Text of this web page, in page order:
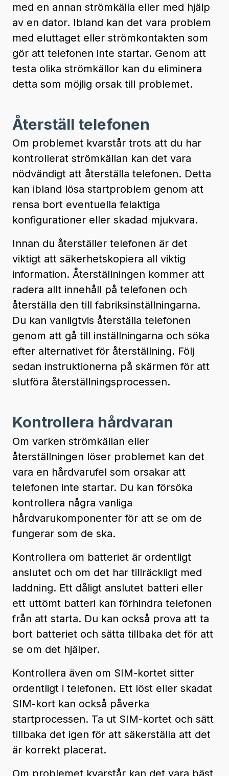
med en annan strömkälla eller med hjälp
av en dator. Ibland kan det vara problem
med eluttaget eller strömkontakten som
gör att telefonen inte startar. Genom att
testa olika strömkällor kan du eliminera
detta som möjlig orsak till problemet.
Återställ telefonen
Om problemet kvarstår trots att du har
kontrollerat strömkällan kan det vara
nödvändigt att återställa telefonen. Detta
kan ibland lösa startproblem genom att
rensa bort eventuella felaktiga
konfigurationer eller skadad mjukvara.
Innan du återställer telefonen är det
viktigt att säkerhetskopiera all viktig
information. Återställningen kommer att
radera allt innehåll på telefonen och
återställa den till fabriksinställningarna.
Du kan vanligtvis återställa telefonen
genom att gå till inställningarna och söka
efter alternativet för återställning. Följ
sedan instruktionerna på skärmen för att
slutföra återställningsprocessen.
Kontrollera hårdvaran
Om varken strömkällan eller
återställningen löser problemet kan det
vara en hårdvarufel som orsakar att
telefonen inte startar. Du kan försöka
kontrollera några vanliga
hårdvarukomponenter för att se om de
fungerar som de ska.
Kontrollera om batteriet är ordentligt
anslutet och om det har tillräckligt med
laddning. Ett dåligt anslutet batteri eller
ett uttömt batteri kan förhindra telefonen
från att starta. Du kan också prova att ta
bort batteriet och sätta tillbaka det för att
se om det hjälper.
Kontrollera även om SIM-kortet sitter
ordentligt i telefonen. Ett löst eller skadat
SIM-kort kan också påverka
startprocessen. Ta ut SIM-kortet och sätt
tillbaka det igen för att säkerställa att det
är korrekt placerat.
Om problemet kvarstår kan det vara bäst